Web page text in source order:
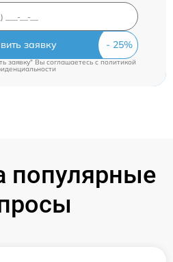
заявку
заявку" Вы соглашаетесь c политикой
популярные